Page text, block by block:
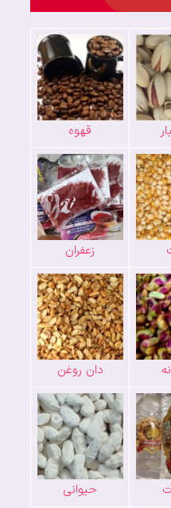
قهوه
زعفران
دان روغن
حیوانی